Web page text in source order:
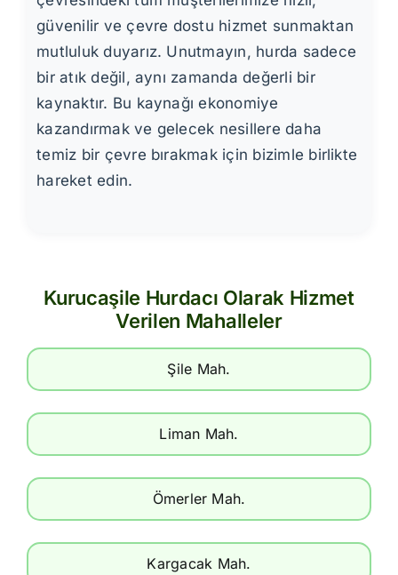
güvenilir ve çevre dostu hizmet sunmaktan
mutluluk duyarız. Unutmayın, hurda sadece
bir atık değil, aynı zamanda değerli bir
kaynaktır. Bu kaynağı ekonomiye
kazandırmak ve gelecek nesillere daha
temiz bir çevre bırakmak için bizimle birlikte
hareket edin.
Kurucaşile Hurdacı Olarak Hizmet
Verilen Mahalleler
Şile Mah.
Liman Mah.
Ömerler Mah.
Kargacak Mah.